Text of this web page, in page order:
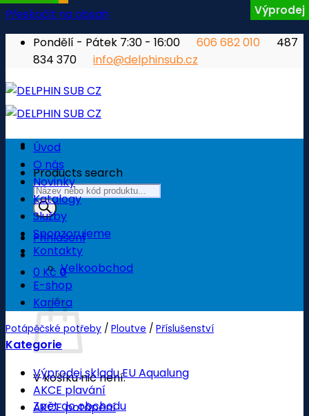
Přeskočit na obsah
Pondělí - Pátek 7:30 - 16:00
606 682 010
487
834 370
info@delphinsub.cz
Products search
Přihlášení
0 Kč 0
Košík
V košíku nic není.
Zpět do obchodu
Úvod
O nás
Novinky
Katalogy
Služby
Sponzorujeme
Kontakty
Velkoobchod
E-shop
Kariéra
Potápěčské potřeby / Ploutve / Příslušenství
Kategorie
Výprodej skladu EU Aqualung
AKCE plavání
AKCE potápění
Výprodej